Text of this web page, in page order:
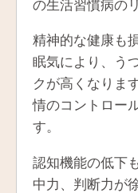
の生活習慣病の
精神的な健康も
眠気により、う
クが高くなりま
情のコントロー
す。
認知機能の低下
中力、判断力が